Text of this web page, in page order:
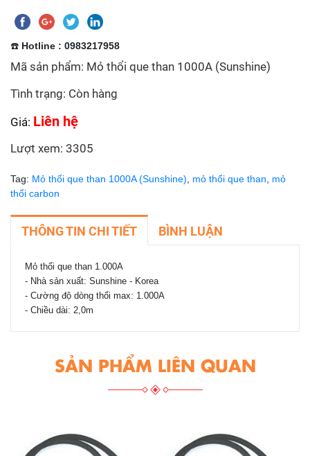
☎️ Hotline : 0983217958
Mã sản phẩm: Mỏ thổi que than 1000A (Sunshine)
Tình trạng: Còn hàng
Giá: Liên hệ
Lượt xem: 3305
Tag: Mỏ thổi que than 1000A (Sunshine) mỏ thổi que than
mỏ
thổi carbon
THÔNG TIN CHI TIẾT BÌNH LUẬN
Mỏ thổi que than 1.000A
- Nhà sản xuất: Sunshine - Korea
- Cường độ dòng thổi max: 1.000A
- Chiều dài: 2,0m
SẢN PHẨM LIÊN QUAN